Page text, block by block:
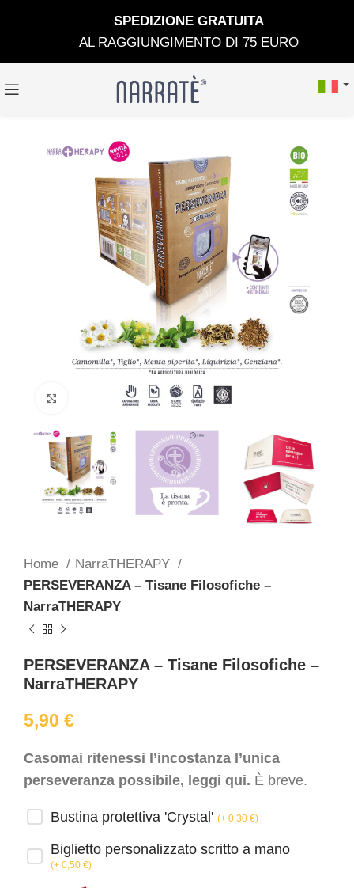
Clicca per ingrandire
Home
NarraTHERAPY
PERSEVERANZA – Tisane Filosofiche –
NarraTHERAPY
PERSEVERANZA – Tisane Filosofiche –
NarraTHERAPY
5,90 €
Casomai ritenessi l’incostanza l’unica
perseveranza possibile, leggi qui. È breve.
Bustina protettiva 'Crystal' (+ 0,30 €)
Biglietto personalizzato scritto a mano
(+ 0,50 €)
SPEDIZIONE GRATUITA
AL RAGGIUNGIMENTO DI 75 EURO